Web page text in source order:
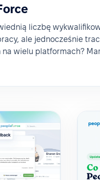
liczbę
ale jednocześnie
na wielu platformach?